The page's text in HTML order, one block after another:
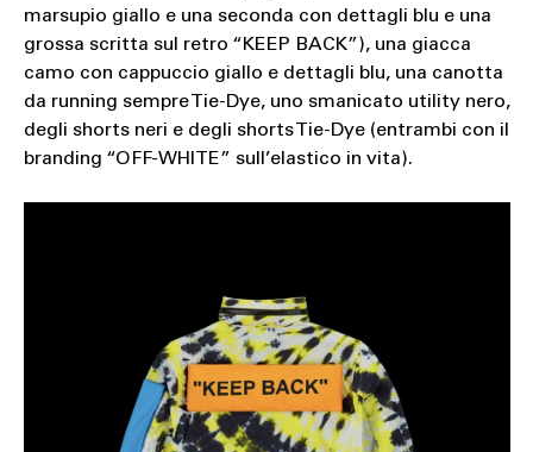
marsupio giallo e una seconda con dettagli blu e una
grossa scritta sul retro “KEEP BACK”), una giacca
camo con cappuccio giallo e dettagli blu, una canotta
da running sempre Tie-Dye, uno smanicato utility nero,
degli shorts neri e degli shorts Tie-Dye (entrambi con il
branding “OFF-WHITE” sull’elastico in vita).